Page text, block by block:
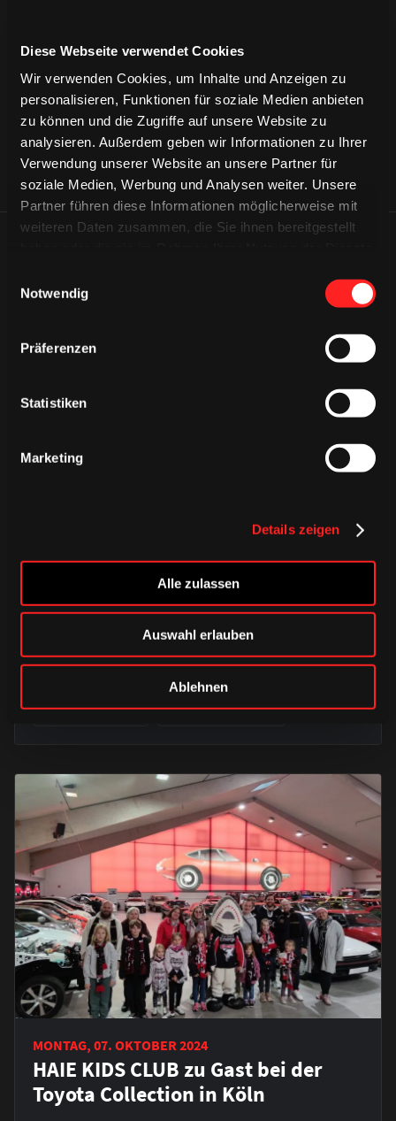
Diese Webseite verwendet Cookies
Wir verwenden Cookies, um Inhalte und Anzeigen zu
personalisieren, Funktionen für soziale Medien anbieten
zu können und die Zugriffe auf unsere Website zu
analysieren. Außerdem geben wir Informationen zu Ihrer
Verwendung unserer Website an unsere Partner für
soziale Medien, Werbung und Analysen weiter. Unsere
Partner führen diese Informationen möglicherweise mit
weiteren Daten zusammen, die Sie ihnen bereitgestellt
Notwendig
Präferenzen
Statistiken
Marketing
Details zeigen
Alle zulassen
Auswahl erlauben
Ablehnen
Dafür brauchst Du nur zusammen mit Deinen Eltern das
Anmeldeformular ausfüllen.
ZUR ANMELDUNG
NEWS – #HAIEKIDSCLUB
MITTWOCH, 04. DEZEMBER 2024
HAIE KIDS CLUB zum
Plätzchenbacken bei MAUEL 1883
zu Besuch
HAIE KIDS CLUB Saison 2024/2025
MONTAG, 07. OKTOBER 2024
HAIE KIDS CLUB zu Gast bei der
Toyota Collection in Köln